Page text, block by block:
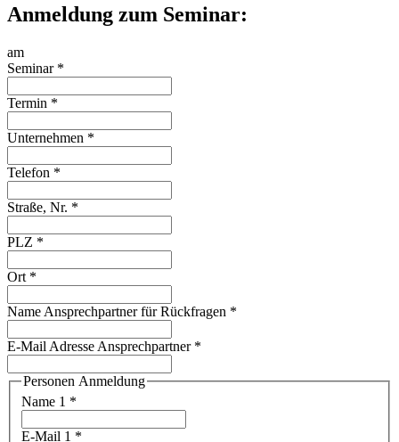
Anmeldung zum Seminar:
am
Seminar *
Termin *
Unternehmen *
Telefon *
Straße, Nr. *
PLZ *
Ort *
Name Ansprechpartner für Rückfragen *
E-Mail Adresse Ansprechpartner *
Personen Anmeldung
Name 1 *
E-Mail 1 *